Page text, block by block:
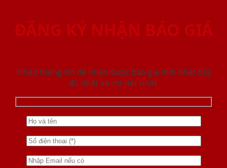
ĐĂNG KÝ NHẬN BÁO GIÁ
Nhập thông tin để nhận được báo giá mới nhât đầy
đủ nhất và chi tiết nhất.